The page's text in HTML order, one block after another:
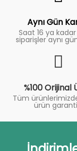
Aynı Gün
Saat 16 ya
siparişler aynı
%100 Orijinal
Tüm
ürün